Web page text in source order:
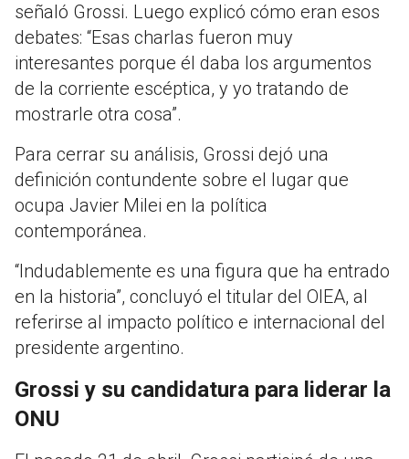
señaló Grossi. Luego explicó cómo eran esos
debates: “Esas charlas fueron muy
interesantes porque él daba los argumentos
de la corriente escéptica, y yo tratando de
mostrarle otra cosa”.
Para cerrar su análisis, Grossi dejó una
definición contundente sobre el lugar que
ocupa Javier Milei en la política
contemporánea.
“Indudablemente es una figura que ha entrado
en la historia”, concluyó el titular del OIEA, al
referirse al impacto político e internacional del
presidente argentino.
Grossi y su candidatura para liderar la
ONU